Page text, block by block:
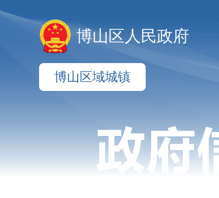
博山区人民政府
博山区域城镇